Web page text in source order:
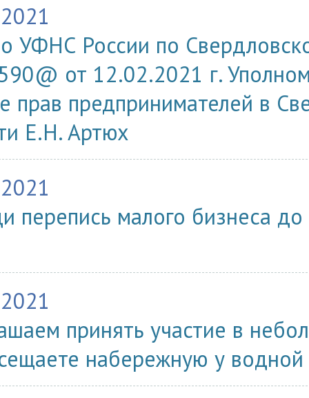
УФНС России по
от 12.02.2021 г.
прав предпринимателей в
Е.Н. Артюх
перепись малого бизнеса
принять участие в
набережную у водной